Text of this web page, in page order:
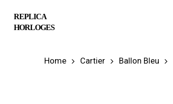
REPLICA
HORLOGES
Home Cartier Ballon Bleu